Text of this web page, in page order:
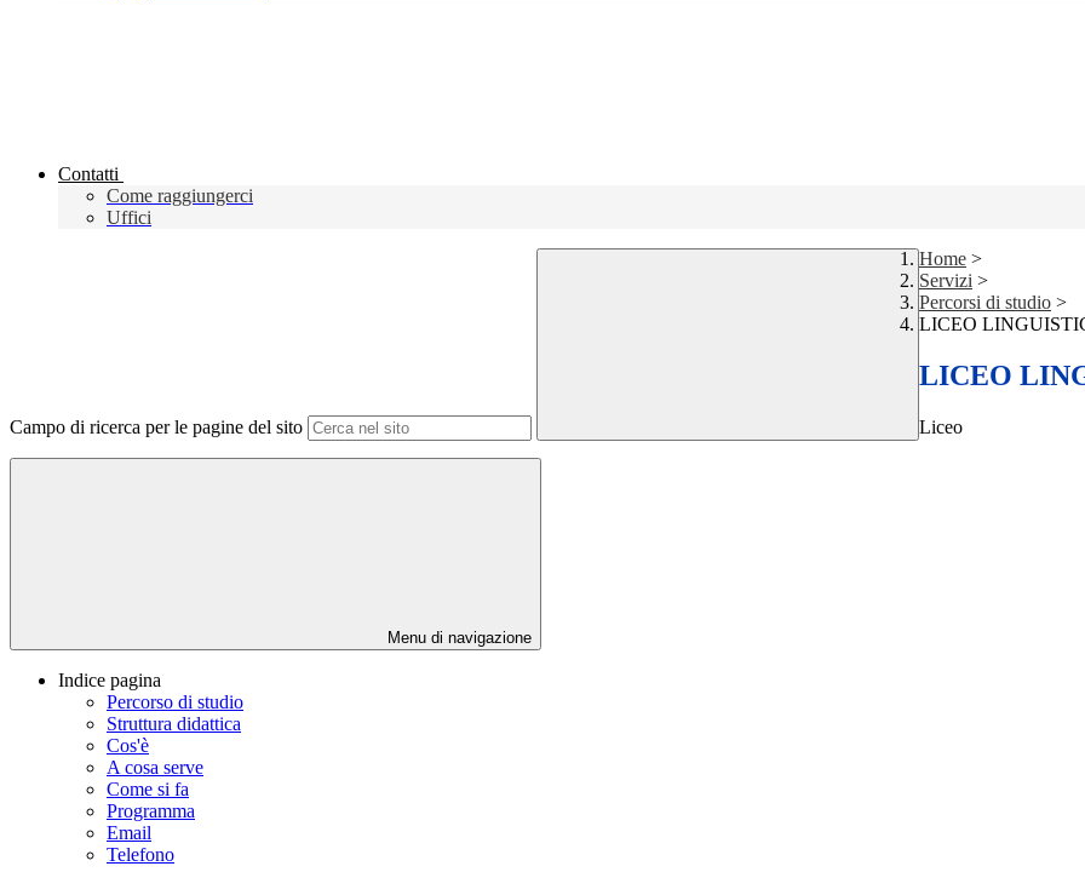
Contatti
Come raggiungerci
Uffici
Campo di ricerca per le pagine del sito
Home >
Servizi >
Percorsi di studio >
LICEO
LICEO
Liceo
Menu di navigazione
Indice pagina
Percorso di studio
Struttura didattica
Cos'è
A cosa serve
Come si fa
Programma
Email
Telefono